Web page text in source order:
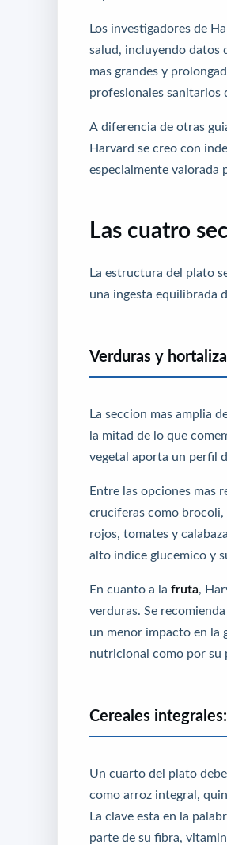
Los investigadores de
salud, incluyendo datos
mas grandes y
profesionales sanitarios
A diferencia de otras
Harvard se creo con
especialmente valorada
Las cuatro
La estructura del plato
una ingesta equilibrada
Verduras y
La seccion mas amplia
la mitad de lo que
vegetal aporta un perfil
Entre las opciones mas
cruciferas como brocoli,
rojos, tomates y
alto indice glucemico y
En cuanto a la fruta ,
verduras. Se
un menor impacto en la
nutricional como por su
Cereales
Un cuarto del plato
como arroz integral,
La clave esta en la
parte de su fibra,